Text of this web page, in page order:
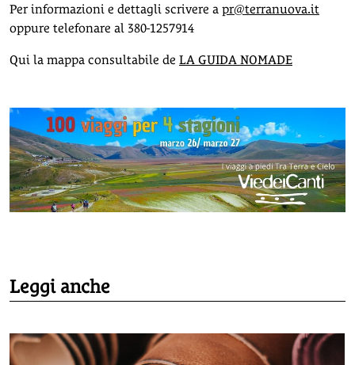
Per informazioni e dettagli scrivere a pr@terranuova.it
oppure telefonare al 380-1257914
Qui la mappa consultabile de LA GUIDA NOMADE
Leggi anche